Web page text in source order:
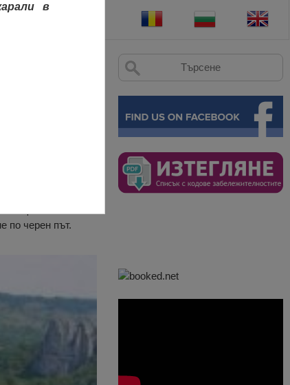
хълм,
скалното
по черен път.
в